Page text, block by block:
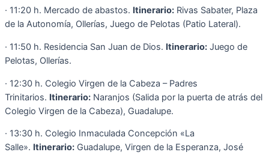
· 11:20 h. Mercado de abastos. Itinerario: Rivas Sabater, Plaza
de la Autonomía, Ollerías, Juego de Pelotas (Patio Lateral).
· 11:50 h. Residencia San Juan de Dios. Itinerario: Juego de
Pelotas, Ollerías.
· 12:30 h. Colegio Virgen de la Cabeza – Padres
Trinitarios. Itinerario: Naranjos (Salida por la puerta de atrás del
Colegio Virgen de la Cabeza), Guadalupe.
· 13:30 h. Colegio Inmaculada Concepción «La
Salle». Itinerario: Guadalupe, Virgen de la Esperanza, José